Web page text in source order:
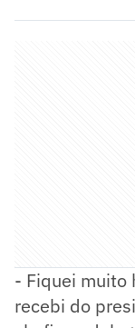
- Fiquei muito
recebi do